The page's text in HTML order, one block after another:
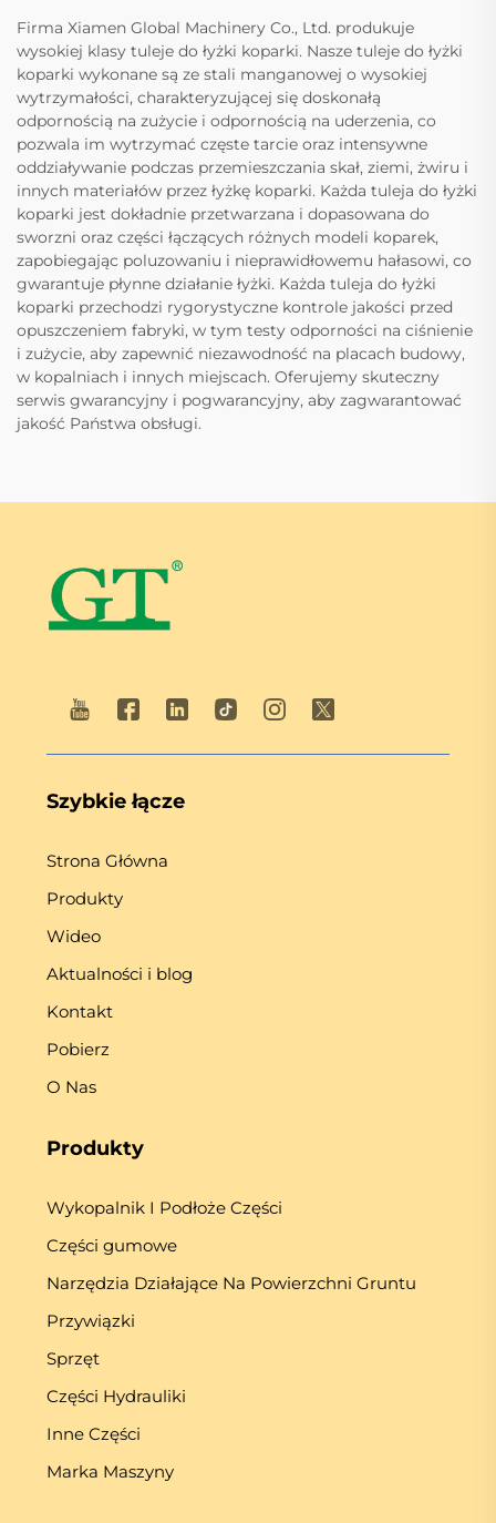
Firma Xiamen Global Machinery Co., Ltd. produkuje
wysokiej klasy tuleje do łyżki koparki. Nasze tuleje do łyżki
koparki wykonane są ze stali manganowej o wysokiej
wytrzymałości, charakteryzującej się doskonałą
odpornością na zużycie i odpornością na uderzenia, co
pozwala im wytrzymać częste tarcie oraz intensywne
oddziaływanie podczas przemieszczania skał, ziemi, żwiru i
innych materiałów przez łyżkę koparki. Każda tuleja do łyżki
koparki jest dokładnie przetwarzana i dopasowana do
sworzni oraz części łączących różnych modeli koparek,
zapobiegając poluzowaniu i nieprawidłowemu hałasowi, co
gwarantuje płynne działanie łyżki. Każda tuleja do łyżki
koparki przechodzi rygorystyczne kontrole jakości przed
opuszczeniem fabryki, w tym testy odporności na ciśnienie
i zużycie, aby zapewnić niezawodność na placach budowy,
w kopalniach i innych miejscach. Oferujemy skuteczny
serwis gwarancyjny i pogwarancyjny, aby zagwarantować
jakość Państwa obsługi.
Szybkie łącze
Strona Główna
Produkty
Wideo
Aktualności i blog
Kontakt
Pobierz
O Nas
Produkty
Wykopalnik I Podłoże Części
Części gumowe
Narzędzia Działające Na Powierzchni Gruntu
Przywiązki
Sprzęt
Części Hydrauliki
Inne Części
Marka Maszyny